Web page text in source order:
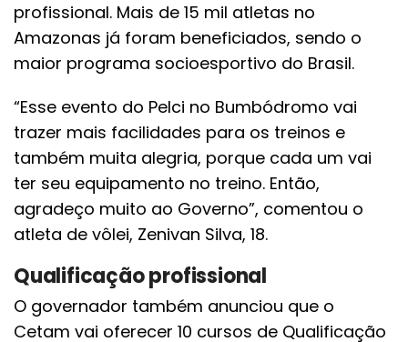
profissional. Mais de 15 mil atletas no
Amazonas já foram beneficiados, sendo o
maior programa socioesportivo do Brasil.
“Esse evento do Pelci no Bumbódromo vai
trazer mais facilidades para os treinos e
também muita alegria, porque cada um vai
ter seu equipamento no treino. Então,
agradeço muito ao Governo”, comentou o
atleta de vôlei, Zenivan Silva, 18.
Qualificação profissional
O governador também anunciou que o
Cetam vai oferecer 10 cursos de Qualificação